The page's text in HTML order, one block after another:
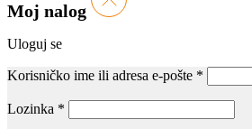
Moj nalog
Uloguj se
Korisničko ime ili adresa e-pošte *
Lozinka *